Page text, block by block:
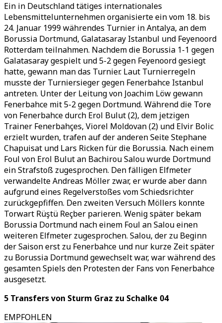
Ein in Deutschland tätiges internationales
Lebensmittelunternehmen organisierte ein vom 18. bis
24. Januar 1999 währendes Turnier in Antalya, an dem
Borussia Dortmund, Galatasaray Istanbul und Feyenoord
Rotterdam teilnahmen. Nachdem die Borussia 1-1 gegen
Galatasaray gespielt und 5-2 gegen Feyenoord gesiegt
hatte, gewann man das Turnier. Laut Turnierregeln
musste der Turniersieger gegen Fenerbahce Istanbul
antreten. Unter der Leitung von Joachim Löw gewann
Fenerbahce mit 5-2 gegen Dortmund. Während die Tore
von Fenerbahce durch Erol Bulut (2), dem jetzigen
Trainer Fenerbahçes, Viorel Moldovan (2) und Elvir Bolic
erzielt wurden, trafen auf der anderen Seite Stephane
Chapuisat und Lars Ricken für die Borussia. Nach einem
Foul von Erol Bulut an Bachirou Salou wurde Dortmund
ein Strafstoß zugesprochen. Den fälligen Elfmeter
verwandelte Andreas Möller zwar, er wurde aber dann
aufgrund eines Regelverstoßes vom Schiedsrichter
zurückgepfiffen. Den zweiten Versuch Möllers konnte
Torwart Rüştü Reçber parieren. Wenig später bekam
Borussia Dortmund nach einem Foul an Salou einen
weiteren Elfmeter zugesprochen. Salou, der zu Beginn
der Saison erst zu Fenerbahce und nur kurze Zeit später
zu Borussia Dortmund gewechselt war, war während des
gesamten Spiels den Protesten der Fans von Fenerbahce
ausgesetzt.
5 Transfers von Sturm Graz zu Schalke 04
EMPFOHLEN